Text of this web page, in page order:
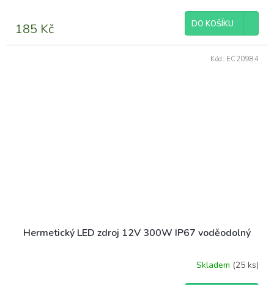
185 Kč DO KOŠÍKU
Hermetický LED zdroj 12V 300W IP67 voděodolný
Skladem (25 ks)
Kód: EC20984